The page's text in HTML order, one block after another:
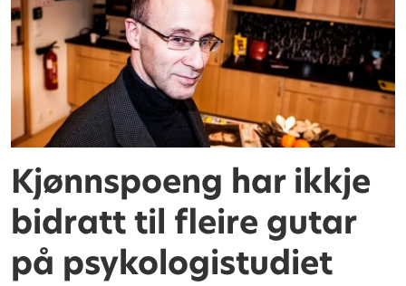
Kjønnspoeng har ikkje
bidratt til fleire gutar
på psykologistudiet